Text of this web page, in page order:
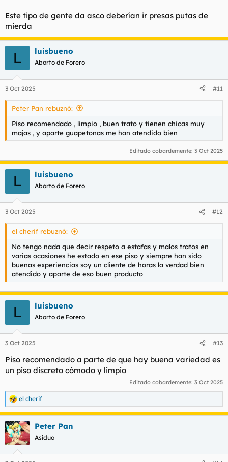
Este tipo de gente da asco deberían ir presas putas de
mierda
L luisbueno
Aborto de Forero
3 Oct 2025 #11
Peter Pan rebuznó:
Piso recomendado , limpio , buen trato y tienen chicas muy
majas , y aparte guapetonas me han atendido bien
Editado cobardemente: 3 Oct 2025
L luisbueno
Aborto de Forero
3 Oct 2025 #12
el cherif rebuznó:
No tengo nada que decir respeto a estafas y malos tratos en
varias ocasiones he estado en ese piso y siempre han sido
buenas experiencias soy un cliente de horas la verdad bien
atendido y aparte de eso buen producto
L luisbueno
Aborto de Forero
3 Oct 2025 #13
Piso recomendado a parte de que hay buena variedad es
un piso discreto cómodo y limpio
Editado cobardemente: 3 Oct 2025
R
e
a
c
c
i
el cherif
Peter Pan
Asiduo